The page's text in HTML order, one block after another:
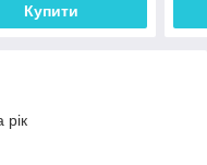
Купити
рік